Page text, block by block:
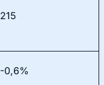
215
-0,6%